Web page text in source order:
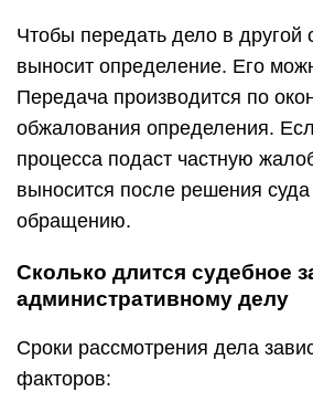
Чтобы передать дело в другой
выносит определение. Его
Передача производится по
обжалования определения.
процесса подаст частную
выносится после решения
обращению.
Сколько длится судебное
административному делу
Сроки рассмотрения дела
факторов: